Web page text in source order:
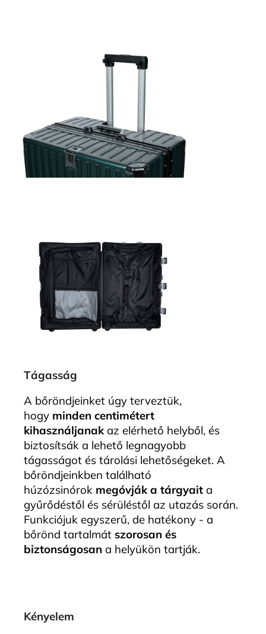
Tágasság
A bőröndjeinket úgy terveztük,
hogy minden centimétert
kihasználjanakaz elérhető helyből, és
biztosítsák a lehető legnagyobb
tágasságot és tárolási lehetőségeket. A
bőröndjeinkben található
húzózsinórok megóvják a tárgyait a
gyűrődéstől és sérüléstől az utazás során.
Funkciójuk egyszerű, de hatékony - a
bőrönd tartalmát szorosan és
biztonságosan a helyükön tartják.
Kényelem